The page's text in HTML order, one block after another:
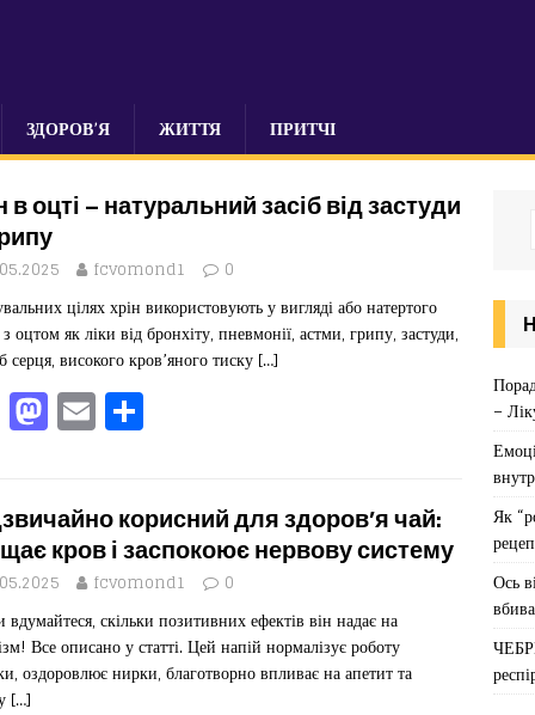
ЗДОРОВ’Я ЖИТТЯ ПРИТЧІ
в оцті – натуральний засіб від застуди
fcvomond1 0
цілях хрін використовують у вигляді або натертого
оцтом як ліки від бронхіту, пневмонії, астми, грипу, застуди,
серця, високого кров’яного тиску […]
F
a
e
b
o
o
k
M
a
o
d
o
n
E
m
l ит
ис
я
корисний для здоров’я чай:
кров і заспокоює нервову систему
fcvomond1 0
вдумайтеся, скільки позитивних ефектів він надає на
Все описано у статті. Цей напій нормалізує роботу
оздоровлює нирки, благотворно впливає на апетит та
[…]
–
Як
Ось